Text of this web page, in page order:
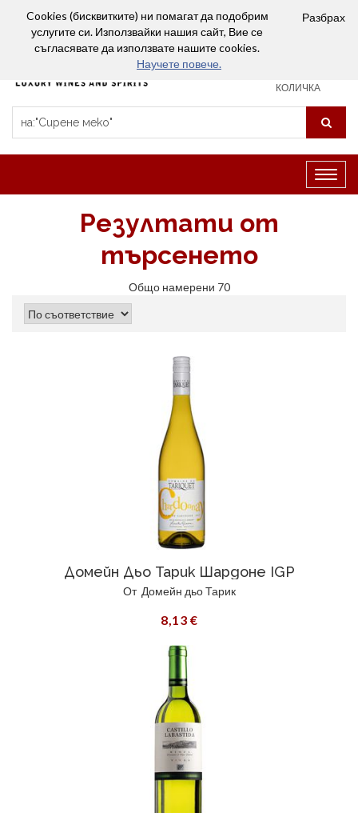
Разбрах
Cookies (бисквитките) ни помагат да подобрим
услугите си. Използвайки нашия сайт, Вие се
съгласявате да използвате нашите cookies.
Научете повече.
КОЛИЧКА
на
Резултати от
търсенето
Общо намерени 70
Домейн Дьо Тарик Шардоне IGP
От Домейн дьо Тарик
8,13 €